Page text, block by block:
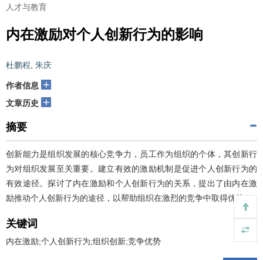
人才与教育
内在激励对个人创新行为的影响
杜鹏程 朱庆
作者信息 +
文章历史 +
摘要
创新能力是组织发展的核心竞争力，员工作为组织的个体，其创新行
为对组织发展至关重要。建立有效的激励机制是促进个人创新行为的
有效途径。探讨了内在激励和个人创新行为的关系，提出了由内在激
励推动个人创新行为的途径，以帮助组织在激烈的竞争中取得优势。
关键词
内在激励;个人创新行为;组织创新;竞争优势